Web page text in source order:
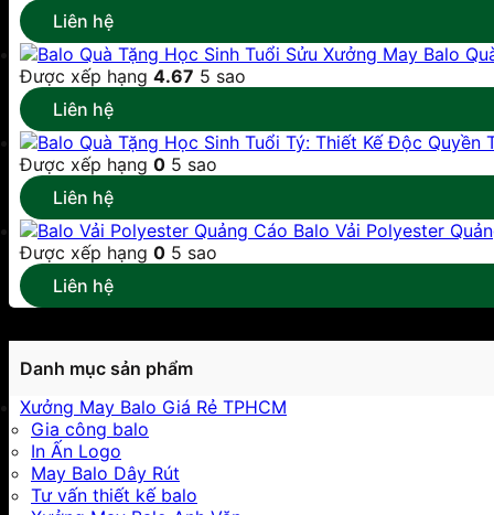
Liên hệ
Xưởng May Balo
Được xếp hạng 4.67 5 sao
Liên hệ
Được xếp hạng 0 5 sao
Liên hệ
Balo Vải Polyester
Được xếp hạng 0 5 sao
Liên hệ
Danh mục sản phẩm
Xưởng May Balo Giá Rẻ TPHCM
Gia công balo
In Ấn Logo
May Balo Dây Rút
Tư vấn thiết kế balo